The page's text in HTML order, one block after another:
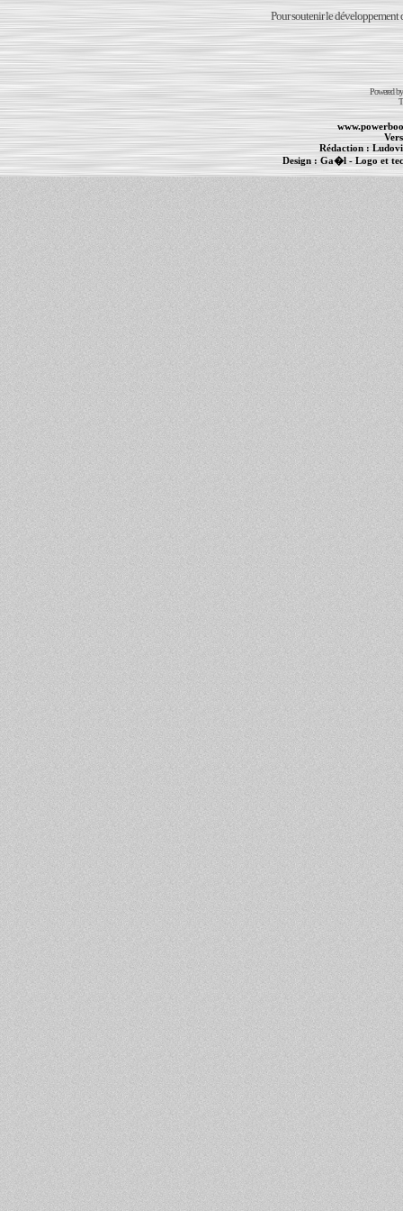
Pour soutenir le développement
Powered
Rédaction :
Design :Ga�l- Logo et
PowerBook